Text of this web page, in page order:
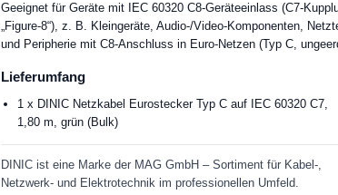
Geeignet für Geräte mit IEC 60320 C8-Geräteeinlass (C7-
„Figure-8“), z. B. Kleingeräte, Audio-/Video-Komponenten,
und Peripherie mit C8-Anschluss in Euro-Netzen (Typ C,
Lieferumfang
1 x DINIC Netzkabel Eurostecker Typ C auf IEC 60320 C7,
1,80 m, grün (Bulk)
DINIC ist eine Marke der MAG GmbH – Sortiment für Kabel-,
Netzwerk- und Elektrotechnik im professionellen Umfeld.